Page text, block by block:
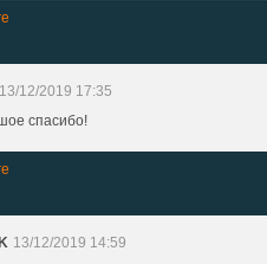
13/12/2019 17:35
спасибо!
13/12/2019 14:59